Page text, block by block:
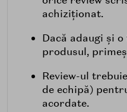
achiziționat.
Dacă adaugi și
produsul,
Review-ul
de echipă)
acordate.